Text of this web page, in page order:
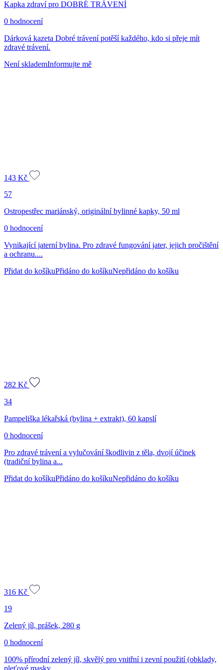
Kapka zdraví pro DOBRÉ TRÁVENÍ
0 hodnocení
Dárková kazeta Dobré trávení potěší každého, kdo si přeje mít
zdravé trávení.
Není sklademInformujte mě
143 Kč
57
Ostropestřec mariánský, originální bylinné kapky, 50 ml
0 hodnocení
Vynikající jaterní bylina. Pro zdravé fungování jater, jejich pročištění
a ochranu....
Přidat do košíkuPřidáno do košíkuNepřidáno do košíku
282 Kč
34
Pampeliška lékařská (bylina + extrakt), 60 kapslí
0 hodnocení
Pro zdravé trávení a vylučování škodlivin z těla, dvojí účinek
(tradiční bylina a...
Přidat do košíkuPřidáno do košíkuNepřidáno do košíku
316 Kč
19
Zelený jíl, prášek, 280 g
0 hodnocení
100% přírodní zelený jíl, skvělý pro vnitřní i zevní použití (obklady,